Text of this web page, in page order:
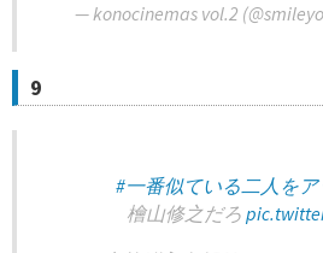
— konocinemas vol.2
9
#一番似ている二人を
檜山修之だろ